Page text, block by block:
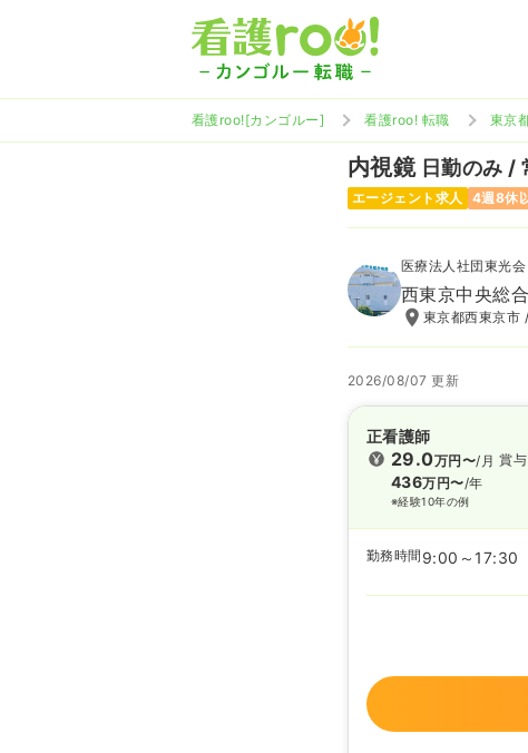
看護roo![カンゴルー] 看護roo! 転職 東京
内視鏡日勤のみ /
エージェント求人 4週8休
医療法人社団東光会
西東京中央総
東京都西東京市
2026/08/07 更新
正看護師
29.0万円〜/月
436万円〜/年
※経験10年の例
賞
勤務時間 9:00～17:30